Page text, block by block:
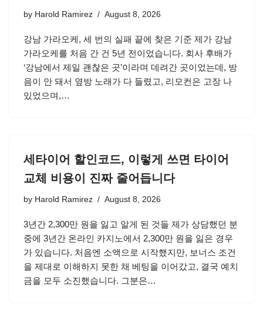
by Harold Ramirez August 8, 2026
강남 가라오케, 세 번의 실패 끝에 찾은 기준 제가 강남
가라오케를 처음 간 건 5년 전이었습니다. 회사 후배가
‘강남에서 제일 괜찮은 곳’이라며 데려간 곳이었는데, 방
음이 안 돼서 옆방 노래가 다 들렸고, 리모컨은 고장 나
있었으며,…
세타이어 할인코드, 이렇게 쓰면 타이어
교체 비용이 진짜 줄어듭니다
by Harold Ramirez August 8, 2026
3년간 2,300만 원을 잃고 알게 된 것들 제가 상담했던 분
중에 3년간 온라인 카지노에서 2,300만 원을 잃은 경우
가 있습니다. 처음엔 소액으로 시작했지만, 보너스 조건
을 제대로 이해하지 못한 채 베팅을 이어갔고, 결국 예치
금을 모두 소진했습니다. 그분은…